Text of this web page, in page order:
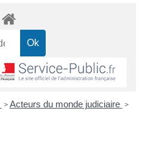
> Acteurs du monde judiciaire >